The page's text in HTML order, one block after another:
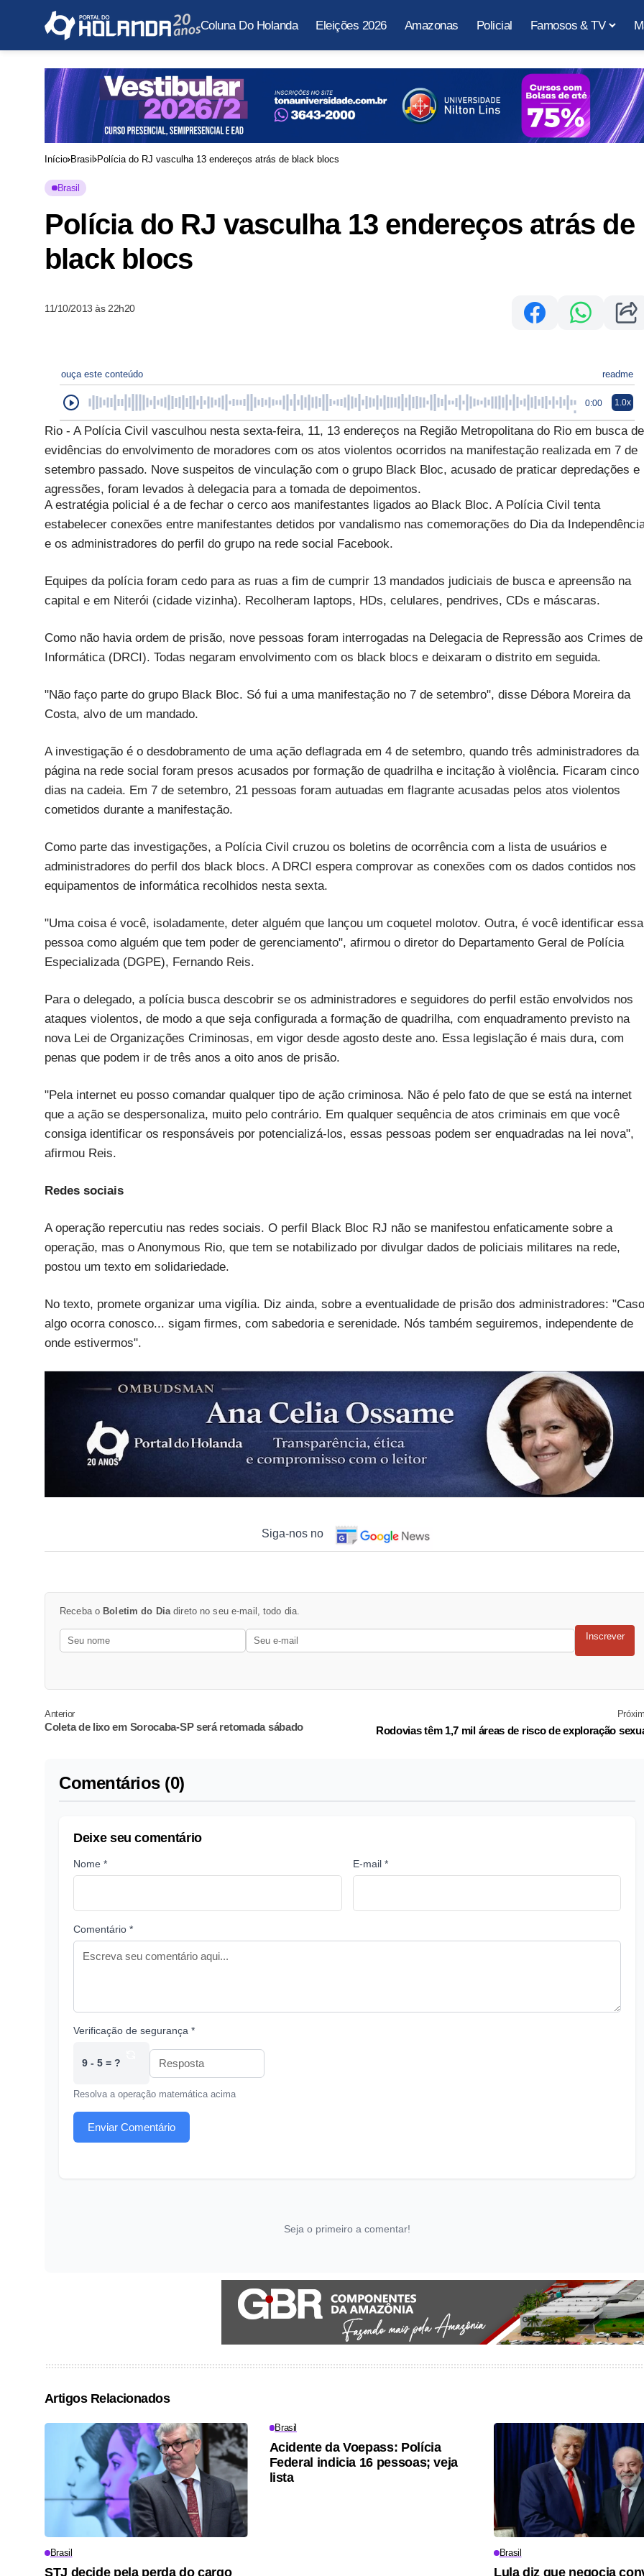
Coluna Do Holanda Eleições 2026 Amazonas Policial Famosos & TV
Início Brasil Polícia do RJ vasculha 13 endereços atrás de black blocs
Brasil
Polícia do RJ vasculha 13 endereços atrás de
black blocs
11/10/2013 às 22h20
ouça este conteúdo readme
0:00 1.0x
Rio - A Polícia Civil vasculhou nesta sexta-feira, 11, 13 endereços na Região Metropolitana do Rio em busca de
evidências do envolvimento de moradores com os atos violentos ocorridos na manifestação realizada em 7 de
setembro passado. Nove suspeitos de vinculação com o grupo Black Bloc, acusado de praticar depredações e
agressões, foram levados à delegacia para a tomada de depoimentos.
A estratégia policial é a de fechar o cerco aos manifestantes ligados ao Black Bloc. A Polícia Civil tenta
estabelecer conexões entre manifestantes detidos por vandalismo nas comemorações do Dia da
e os administradores do perfil do grupo na rede social Facebook.
Equipes da polícia foram cedo para as ruas a fim de cumprir 13 mandados judiciais de busca e apreensão na
capital e em Niterói (cidade vizinha). Recolheram laptops, HDs, celulares, pendrives, CDs e máscaras.
Como não havia ordem de prisão, nove pessoas foram interrogadas na Delegacia de Repressão aos Crimes de
Informática (DRCI). Todas negaram envolvimento com os black blocs e deixaram o distrito em seguida.
"Não faço parte do grupo Black Bloc. Só fui a uma manifestação no 7 de setembro", disse Débora Moreira da
Costa, alvo de um mandado.
A investigação é o desdobramento de uma ação deflagrada em 4 de setembro, quando três administradores da
página na rede social foram presos acusados por formação de quadrilha e incitação à violência. Ficaram cinco
dias na cadeia. Em 7 de setembro, 21 pessoas foram autuadas em flagrante acusadas pelos atos violentos
cometidos durante a manifestação.
Como parte das investigações, a Polícia Civil cruzou os boletins de ocorrência com a lista de usuários e
administradores do perfil dos black blocs. A DRCI espera comprovar as conexões com os dados contidos nos
equipamentos de informática recolhidos nesta sexta.
"Uma coisa é você, isoladamente, deter alguém que lançou um coquetel molotov. Outra, é você identificar essa
pessoa como alguém que tem poder de gerenciamento", afirmou o diretor do Departamento Geral de Polícia
Especializada (DGPE), Fernando Reis.
Para o delegado, a polícia busca descobrir se os administradores e seguidores do perfil estão envolvidos nos
ataques violentos, de modo a que seja configurada a formação de quadrilha, com enquadramento previsto na
nova Lei de Organizações Criminosas, em vigor desde agosto deste ano. Essa legislação é mais dura, com
penas que podem ir de três anos a oito anos de prisão.
"Pela internet eu posso comandar qualquer tipo de ação criminosa. Não é pelo fato de que se está na internet
que a ação se despersonaliza, muito pelo contrário. Em qualquer sequência de atos criminais em que você
consiga identificar os responsáveis por potencializá-los, essas pessoas podem ser enquadradas na lei nova",
afirmou Reis.
Redes sociais
A operação repercutiu nas redes sociais. O perfil Black Bloc RJ não se manifestou enfaticamente sobre a
operação, mas o Anonymous Rio, que tem se notabilizado por divulgar dados de policiais militares na rede,
postou um texto em solidariedade.
No texto, promete organizar uma vigília. Diz ainda, sobre a eventualidade de prisão dos administradores: "Caso
algo ocorra conosco... sigam firmes, com sabedoria e serenidade. Nós também seguiremos, independente de
onde estivermos".
Siga-nos no
Receba o Boletim do Diadireto no seu e-mail, todo dia.
Inscrever
Anterior
Coleta de lixo em Sorocaba-SP será retomada sábado Rodovias têm 1,7 mil áreas de risco de exploração
Comentários (0)
Deixe seu comentário
Nome * E-mail *
Comentário *
Verificação de segurança *
9 - 5 = ?
Resolva a operação matemática acima
Enviar Comentário
Seja o primeiro a comentar!
Artigos Relacionados
Brasil
STJ decide pela perda do cargo
Brasil
Acidente da Voepass: Polícia
Federal indicia 16 pessoas; veja
lista
Brasil
Lula diz que negocia